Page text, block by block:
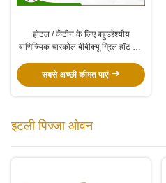
होटल / कैंटीन के लिए बहुउद्देश्यीय
वाणिज्यिक चारकोल बीबीक्यू ग्रिल हॉट पॉट
सबसे अच्छी कीमत पाएं
इटली पिज्जा ओवन